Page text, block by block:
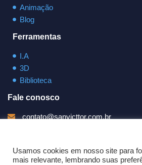
Animação
Blog
Ferramentas
I.A
3D
Biblioteca
Fale conosco
contato@sanvicttor.com.br
Fale pelo WhatsApp
Usamos cookies em nosso site para
mais relevante, lembrando suas